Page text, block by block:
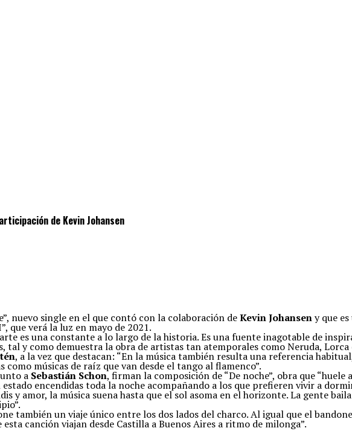
de Kevin Johansen
nuevo single en el que contó con la colaboración deKevin Johanseny que
que verá la luz en mayo de 2021.
es una constante a lo largo de la historia. Es una fuente inagotable de
tal y como demuestra la obra de artistas tan atemporales como Neruda, Lorca
, a la vez que destacan: “En la música también resulta una referencia
músicas de raíz que van desde el tango al flamenco”.
a Sebastián Schon, firman la composición de “De noche”, obra que “huele
estado encendidas toda la noche acompañando a los que prefieren vivir a
y amor, la música suena hasta que el sol asoma en el horizonte. La gente
también un viaje único entre los dos lados del charco. Al igual que el
canción viajan desde Castilla a Buenos Aires a ritmo de milonga”.